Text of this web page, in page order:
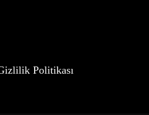
Politikası